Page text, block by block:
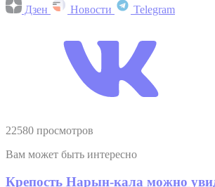
Дзен Новости Telegram
22580 просмотров
Вам может быть интересно
Крепость Нарын-кала можно